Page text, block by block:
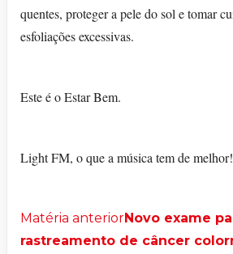
quentes, proteger a pele do sol e tomar
esfoliações excessivas.
Este é o Estar Bem.
Light FM, o que a música tem de melhor!
Matéria anteriorNovo exame
rastreamento de câncer